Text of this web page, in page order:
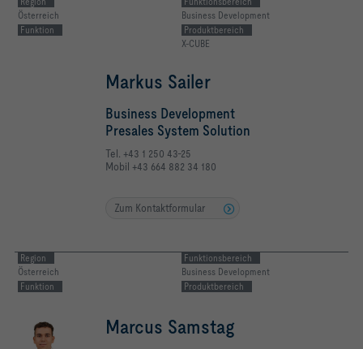
Österreich
Business Development
Funktion
Produktbereich
X-CUBE
Markus Sailer
Business Development
Presales System Solution
Tel. +43 1 250 43-25
Mobil +43 664 882 34 180
Zum Kontaktformular
Region
Österreich
Funktionsbereich
Business Development
Funktion
Produktbereich
Marcus Samstag